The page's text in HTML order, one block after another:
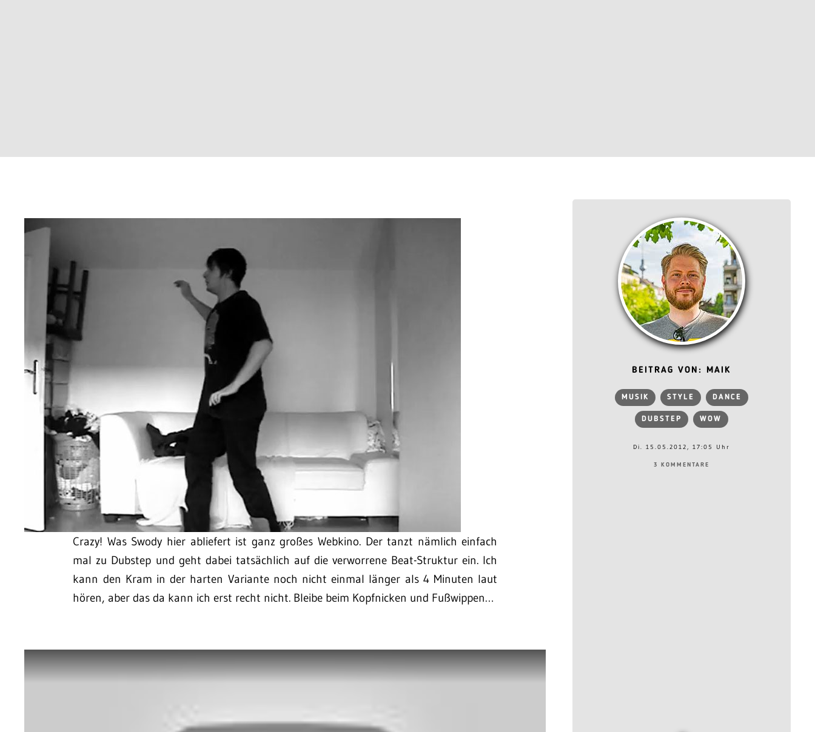
Crazy! Was Swody hier abliefert ist ganz großes Webkino. Der tanzt nämlich einfach
mal zu Dubstep und geht dabei tatsächlich auf die verworrene Beat-Struktur ein. Ich
kann den Kram in der harten Variante noch nicht einmal länger als 4 Minuten laut
hören, aber das da kann ich erst recht nicht. Bleibe beim Kopfnicken und Fußwippen…
BEITRAG VON: MAIK
MUSIK STYLE DANCE
DUBSTEP WOW
Di. 15.05.2012, 17:05 Uhr
3 KOMMENTARE